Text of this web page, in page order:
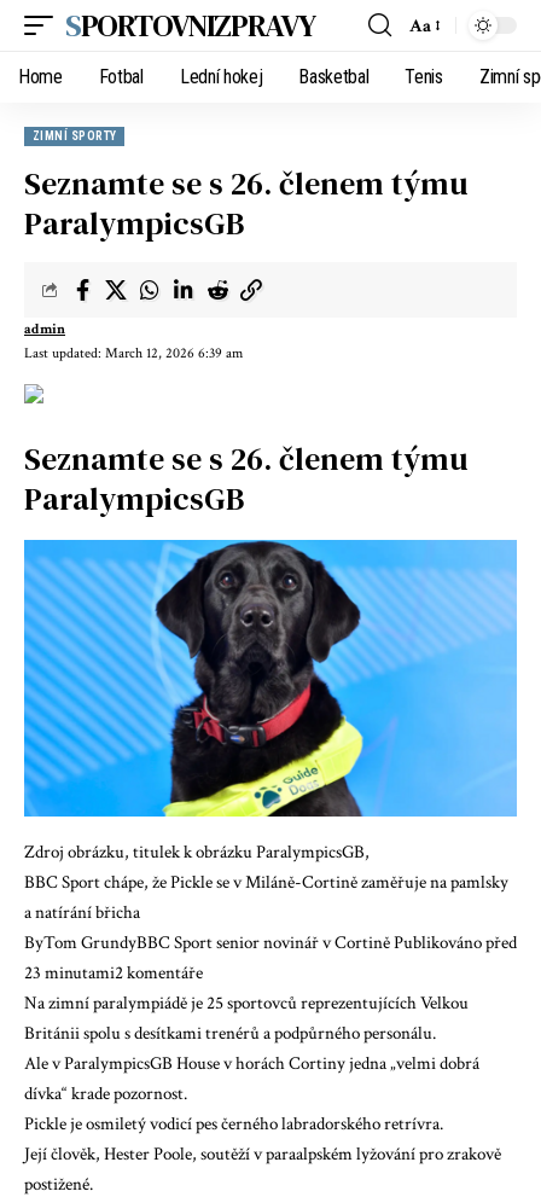
SPORTOVNIZPRAVY Aa
Home Fotbal Lední hokej Basketbal Tenis Zimní
ZIMNÍ SPORTY
Seznamte se s 26. členem týmu
ParalympicsGB
Last updated: March 12, 2026 6:39 am
admin
Seznamte se s 26. členem týmu
ParalympicsGB
Zdroj obrázku, titulek k obrázku ParalympicsGB,
BBC Sport chápe, že Pickle se v Miláně-Cortině zaměřuje na pamlsky
a natírání břicha
ByTom GrundyBBC Sport senior novinář v Cortině Publikováno před
23 minutami2 komentáře
Na zimní paralympiádě je 25 sportovců reprezentujících Velkou
Británii spolu s desítkami trenérů a podpůrného personálu.
Ale v ParalympicsGB House v horách Cortiny jedna „velmi dobrá
dívka“ krade pozornost.
Pickle je osmiletý vodicí pes černého labradorského retrívra.
Její člověk, Hester Poole, soutěží v paraalpském lyžování pro zrakově
postižené.